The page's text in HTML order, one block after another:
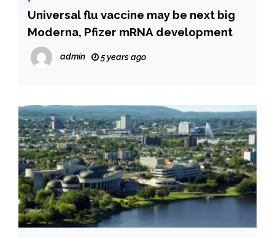
Universal flu vaccine may be next big
Moderna, Pfizer mRNA development
admin 5 years ago